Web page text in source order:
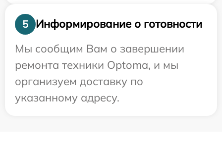
5
Информирование о готовности
Мы сообщим Вам о завершении
ремонта техники Optoma, и мы
организуем доставку по
указанному адресу.